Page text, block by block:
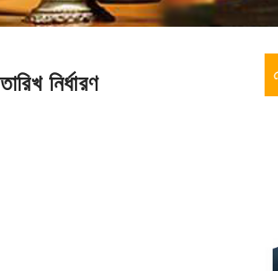
নির্ধারণ